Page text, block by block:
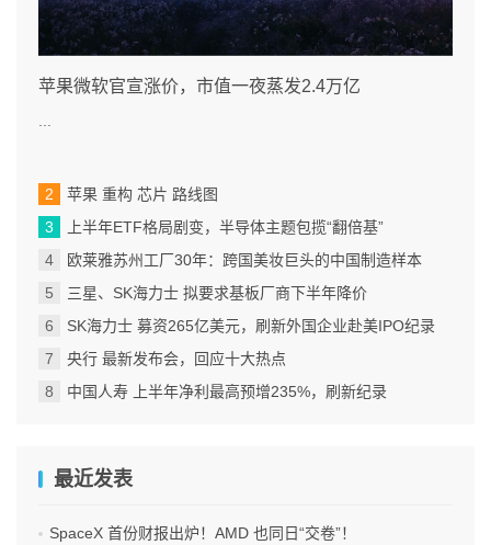
苹果微软官宣涨价，市值一夜蒸发2.4万亿
苹果 重构 芯片 路线图
上半年ETF格局剧变，半导体主题包揽“翻倍基”
欧莱雅苏州工厂30年：跨国美妆巨头的中国制造样本
三星、SK海力士 拟要求基板厂商下半年降价
SK海力士 募资265亿美元，刷新外国企业赴美IPO纪录
央行 最新发布会，回应十大热点
中国人寿 上半年净利最高预增235%，刷新纪录
最近发表
SpaceX 首份财报出炉！AMD 也同日“交卷”！